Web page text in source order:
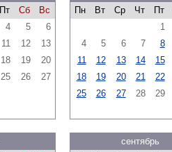
Пт Сб
Вс
4 5
6
11 12
13
18 19
20
25 26
27
Пн
Вт Ср Чт Пт
1
4
5 6 7 8
11
12 13 14 15
18
19 20 21 22
25
26 27 28 29
сентябрь